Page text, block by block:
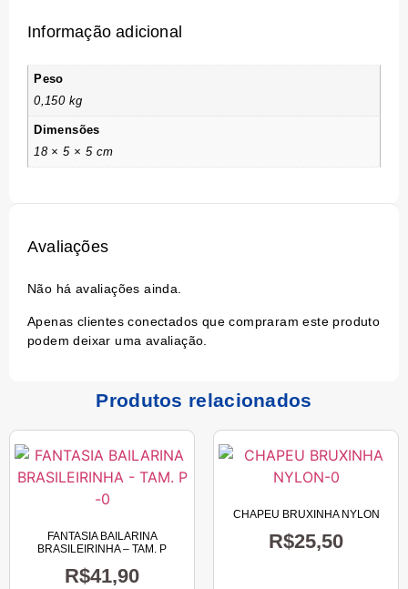
Informação adicional
Peso
0,150 kg
Dimensões
18 × 5 × 5 cm
Avaliações
Não há avaliações ainda.
Apenas clientes conectados que compraram este produto
podem deixar uma avaliação.
Produtos relacionados
FANTASIA BAILARINA
BRASILEIRINHA – TAM. P
R$41,90
CHAPEU BRUXINHA NYLON
R$25,50